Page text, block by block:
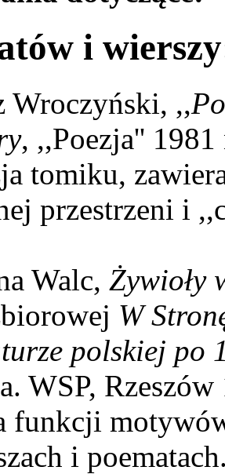
i
Wroczyński, ,,
, ,,Poezja''
tomiku,
przestrzeni i
Walc, Żywioły
W
polskiej po
WSP,
funkcji
i